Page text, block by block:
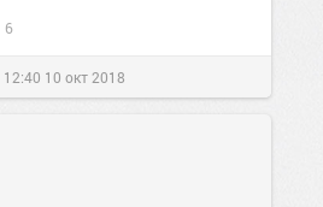
6
12:40 10 окт 2018